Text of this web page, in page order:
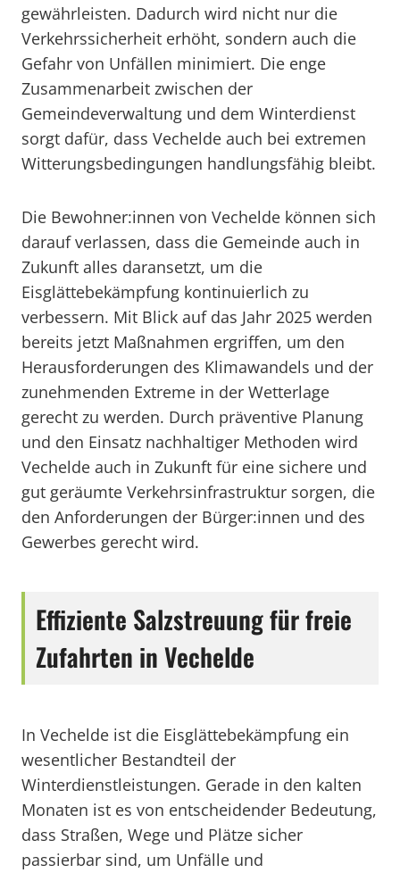
gewährleisten. Dadurch wird nicht nur die
Verkehrssicherheit erhöht, sondern auch die
Gefahr von Unfällen minimiert. Die enge
Zusammenarbeit zwischen der
Gemeindeverwaltung und dem Winterdienst
sorgt dafür, dass Vechelde auch bei extremen
Witterungsbedingungen handlungsfähig bleibt.
Die Bewohner:innen von Vechelde können sich
darauf verlassen, dass die Gemeinde auch in
Zukunft alles daransetzt, um die
Eisglättebekämpfung kontinuierlich zu
verbessern. Mit Blick auf das Jahr 2025 werden
bereits jetzt Maßnahmen ergriffen, um den
Herausforderungen des Klimawandels und der
zunehmenden Extreme in der Wetterlage
gerecht zu werden. Durch präventive Planung
und den Einsatz nachhaltiger Methoden wird
Vechelde auch in Zukunft für eine sichere und
gut geräumte Verkehrsinfrastruktur sorgen, die
den Anforderungen der Bürger:innen und des
Gewerbes gerecht wird.
Effiziente Salzstreuung für freie
Zufahrten in Vechelde
In Vechelde ist die Eisglättebekämpfung ein
wesentlicher Bestandteil der
Winterdienstleistungen. Gerade in den kalten
Monaten ist es von entscheidender Bedeutung,
dass Straßen, Wege und Plätze sicher
passierbar sind, um Unfälle und